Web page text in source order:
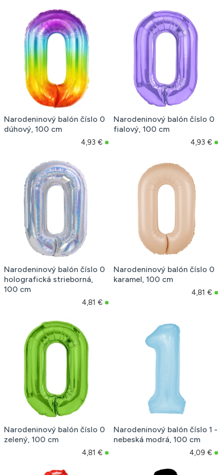
Narodeninový balón číslo 0
dúhový, 100 cm
4,93 €
Narodeninový balón číslo 0
fialový, 100 cm
4,93 €
Narodeninový balón číslo 0
holografická strieborná,
100 cm
4,81 €
Narodeninový balón číslo 0
karamel, 100 cm
4,81 €
Narodeninový balón číslo 0
zelený, 100 cm
4,81 €
Narodeninový balón číslo 1 -
nebeská modrá, 100 cm
4,09 €